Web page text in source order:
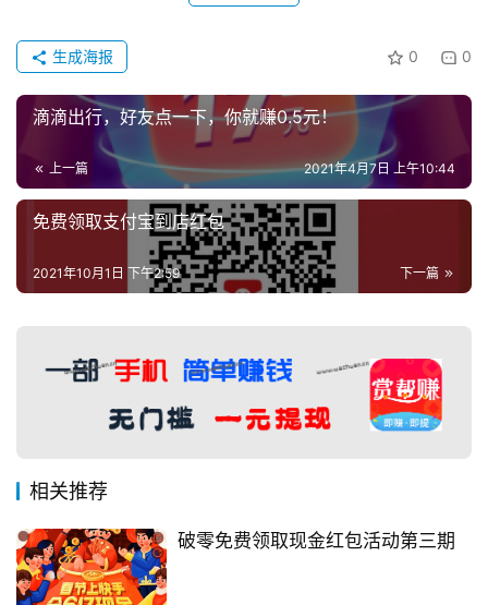
0 0
生成海报
滴滴出行，好友点一下，你就赚0.5元！
上一篇 2021年4月7日 上午10:44
免费领取支付宝到店红包
下一篇
2021年10月1日 下午2:59
相关推荐
破零免费领取现金红包活动第三期